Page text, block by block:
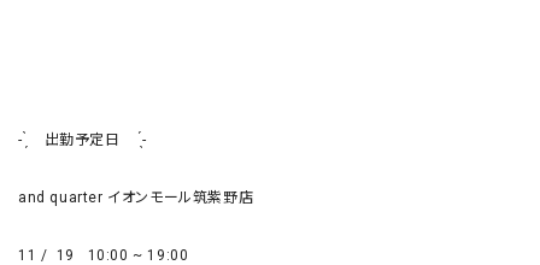
- ̗̀    出勤予定日     ̖́-
and quarter イオンモール筑紫野店
11 /  19   10:00 ~ 19:00